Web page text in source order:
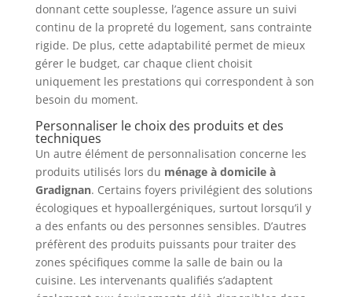
donnant cette souplesse, l’agence assure un suivi
continu de la propreté du logement, sans contrainte
rigide. De plus, cette adaptabilité permet de mieux
gérer le budget, car chaque client choisit
uniquement les prestations qui correspondent à son
besoin du moment.
Personnaliser le choix des produits et des
techniques
Un autre élément de personnalisation concerne les
produits utilisés lors du ménage à domicile à
Gradignan. Certains foyers privilégient des solutions
écologiques et hypoallergéniques, surtout lorsqu’il y
a des enfants ou des personnes sensibles. D’autres
préfèrent des produits puissants pour traiter des
zones spécifiques comme la salle de bain ou la
cuisine. Les intervenants qualifiés s’adaptent